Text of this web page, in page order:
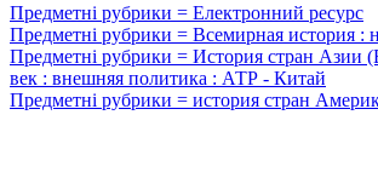
Предметні рубрики = Електронний ресурс
Предметні рубрики = Всемирная история
Предметні рубрики = История стран Азии
век : внешняя политика : АТР - Китай
Предметні рубрики = история стран